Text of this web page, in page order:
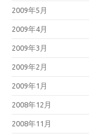
2009年5月
2009年4月
2009年3月
2009年2月
2009年1月
2008年12月
2008年11月